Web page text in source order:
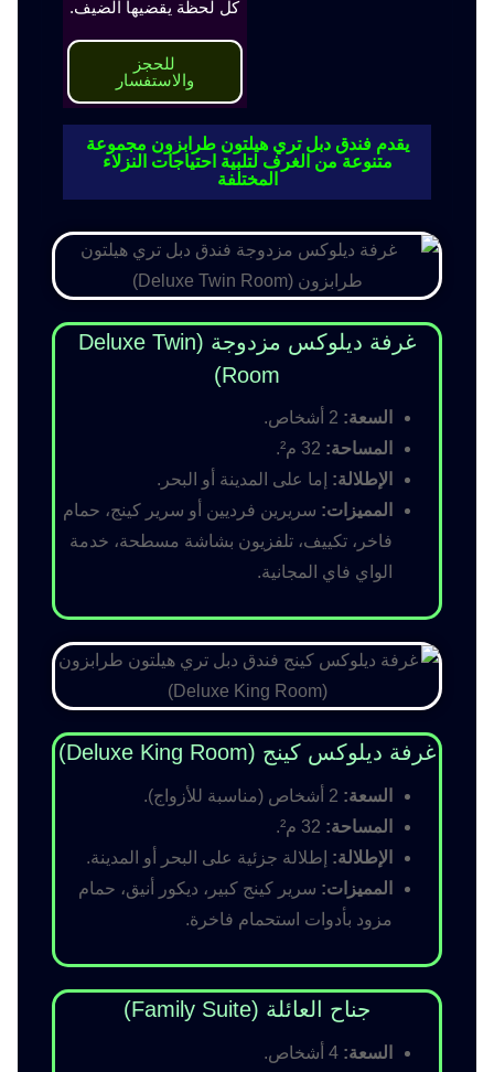
كل لحظة يقضيها الضيف.
للحجز
والاستفسار
يقدم فندق دبل تري هيلتون طرابزون مجموعة
متنوعة من الغرف لتلبية احتياجات النزلاء
المختلفة
غرفة ديلوكس مزدوجة (Deluxe Twin
Room)
السعة:
المساحة:
الإطلالة: إما على المدينة أو البحر.
المميزات: سريرين فرديين أو سرير كينج، حمام
فاخر، تكييف، تلفزيون بشاشة مسطحة، خدمة
الواي فاي المجانية.
غرفة ديلوكس كينج (Deluxe King Room)
السعة:
المساحة:
الإطلالة: إطلالة جزئية على البحر أو المدينة.
المميزات: سرير كينج كبير، ديكور أنيق، حمام
مزود بأدوات استحمام فاخرة.
جناح العائلة (Family Suite)
السعة: